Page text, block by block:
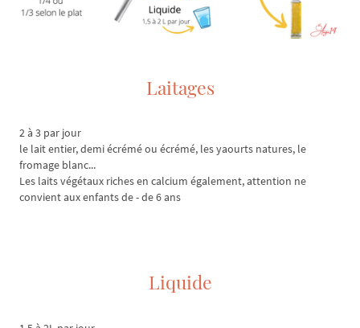
Laitages
2 à 3 par jour
le lait entier, demi écrémé ou écrémé, les yaourts natures, le
fromage blanc...
Les laits végétaux riches en calcium également, attention ne
convient aux enfants de - de 6 ans
Liquide